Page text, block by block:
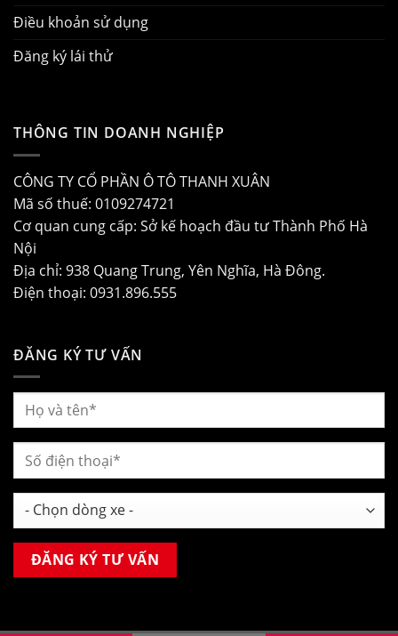
Điều khoản sử dụng
Đăng ký lái thử
THÔNG TIN DOANH NGHIỆP
CÔNG TY CỔ PHẦN Ô TÔ THANH XUÂN
Mã số thuế: 0109274721
Cơ quan cung cấp: Sở kế hoạch đầu tư Thành Phố Hà
Nội
Địa chỉ: 938 Quang Trung, Yên Nghĩa, Hà Đông.
Điện thoại: 0931.896.555
ĐĂNG KÝ TƯ VẤN